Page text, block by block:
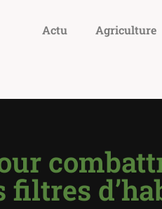
Actu Agriculture
filtres